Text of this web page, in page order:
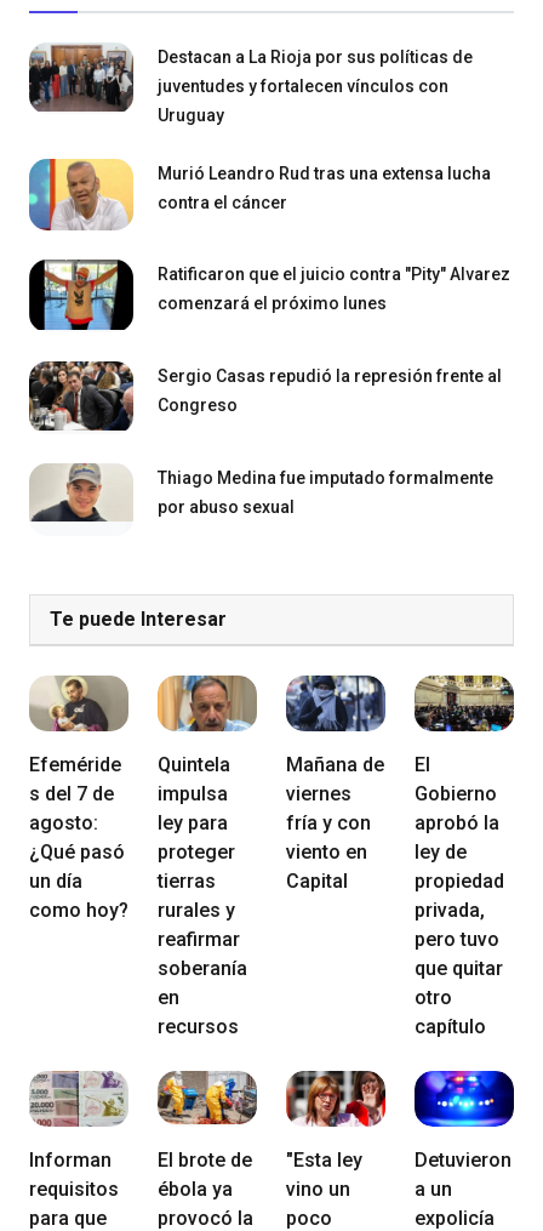
Destacan a La Rioja por sus políticas de
juventudes y fortalecen vínculos con
Uruguay
Murió Leandro Rud tras una extensa lucha
contra el cáncer
Ratificaron que el juicio contra "Pity" Alvarez
comenzará el próximo lunes
Sergio Casas repudió la represión frente al
Congreso
Thiago Medina fue imputado formalmente
por abuso sexual
Te puede Interesar
Efeméride
s del 7 de
agosto:
¿Qué pasó
un día
como hoy?
Quintela
impulsa
ley para
proteger
tierras
rurales y
reafirmar
soberanía
en
recursos
Mañana de
viernes
fría y con
viento en
Capital
El
Gobierno
aprobó la
ley de
propiedad
privada,
pero tuvo
que quitar
otro
capítulo
Informan
requisitos
para que
El brote de
ébola ya
provocó la
"Esta ley
vino un
poco
Detuvieron
a un
expolicía